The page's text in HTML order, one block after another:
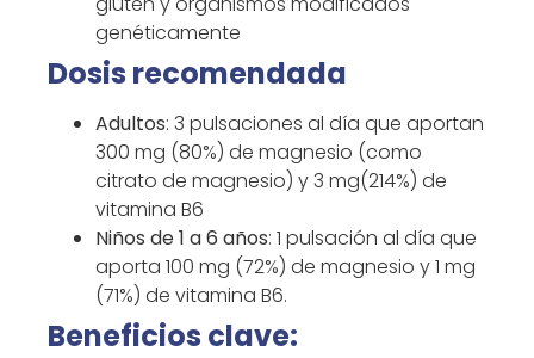
genéticamente
Dosis recomendada
Adultos: 3 pulsaciones al día que aportan
300 mg (80%) de magnesio (como
citrato de magnesio) y 3 mg(214%) de
vitamina B6
Niños de 1 a 6 años: 1 pulsación al día que
aporta 100 mg (72%) de magnesio y 1 mg
(71%) de vitamina B6.
Beneficios clave: